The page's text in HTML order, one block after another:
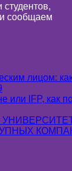
сообщаем
лицом:
или IFP, как